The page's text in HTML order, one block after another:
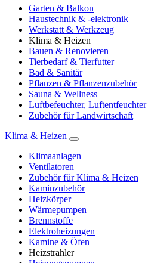
Garten & Balkon
Haustechnik & -elektronik
Werkstatt & Werkzeug
Klima & Heizen
Bauen & Renovieren
Tierbedarf & Tierfutter
Bad & Sanitär
Pflanzen & Pflanzenzubehör
Sauna & Wellness
Luftbefeuchter,
Zubehör für Landwirtschaft
Klima & Heizen
Klimaanlagen
Ventilatoren
Zubehör für Klima & Heizen
Kaminzubehör
Heizkörper
Wärmepumpen
Brennstoffe
Elektroheizungen
Kamine & Öfen
Heizstrahler